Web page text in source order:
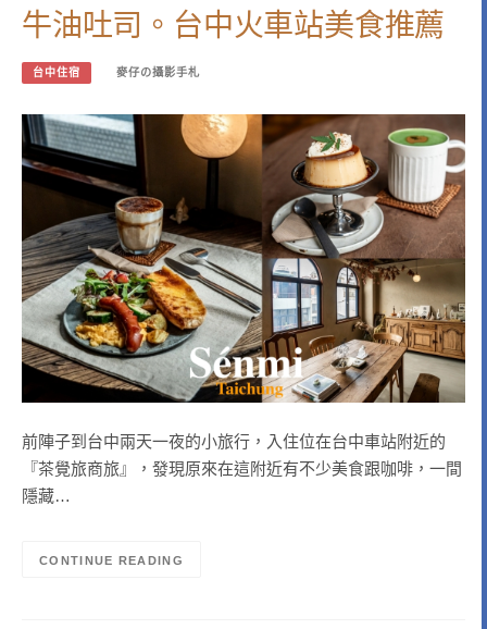
牛油吐司。台中火車站美食推薦
台中住宿 麥仔の攝影手札
前陣子到台中兩天一夜的小旅行，入住位在台中車站附近的
『茶覺旅商旅』，發現原來在這附近有不少美食跟咖啡，一間
隱藏…
CONTINUE READING